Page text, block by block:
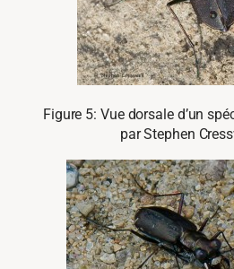
Figure 5: Vue dorsale d’un
par Stephen